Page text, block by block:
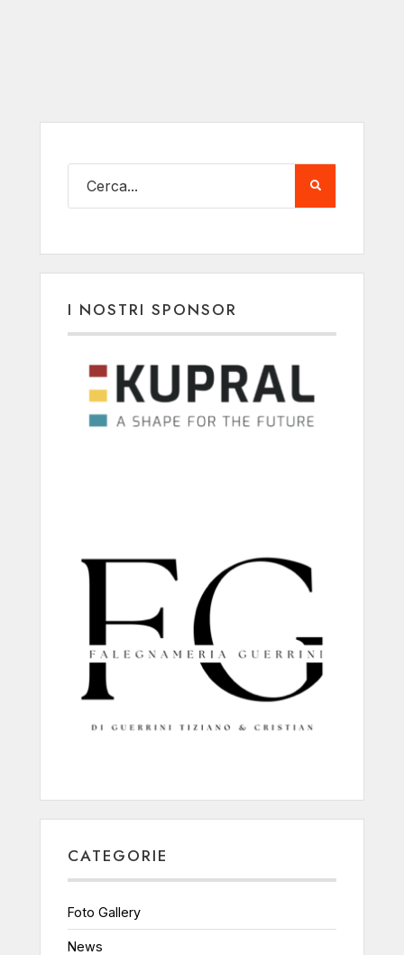
I NOSTRI SPONSOR
CATEGORIE
Foto Gallery
News